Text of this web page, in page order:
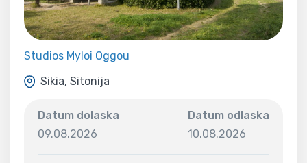
Studios Myloi Oggou
Sikia, Sitonija
Datum dolaska
09.08.2026
Datum odlaska
10.08.2026